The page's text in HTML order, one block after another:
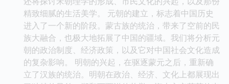
精致细腻的生活美学。 元朝的建立，标志着中国历史
进入了一个新的阶段。蒙古族的统治，带来了空前的民
族大融合，也极大地拓展了中国的疆域。我们将分析元
朝的政治制度、经济政策，以及它对中国社会文化造成
的复杂影响。 明朝的兴起，在驱逐蒙元之后，重新确
立了汉族的统治。明朝在政治、经济、文化上都展现出